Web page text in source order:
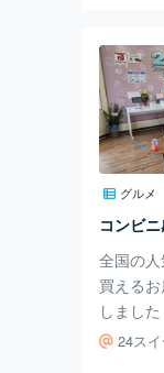
器から
だけで
ら見る
です。
ら見る
回紹介
は、栗
場もあ
ん
グルメ
コンビ
全国の
買える
しまし
軽に足を
きまし
24ス